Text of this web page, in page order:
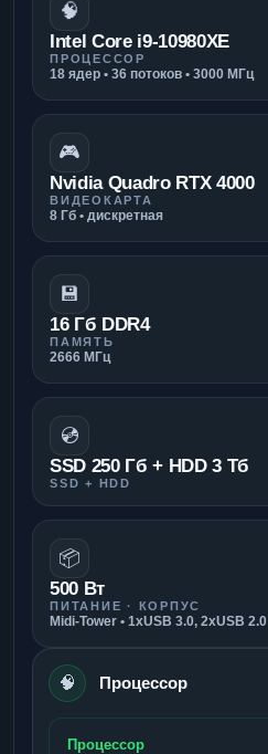
🧠
Intel Core i9-10980XE
ПРОЦЕССОР
18 ядер • 36 потоков • 3000 МГц
🎮
Nvidia Quadro RTX 4000
ВИДЕОКАРТА
8 Гб • дискретная
💾
16 Гб DDR4
ПАМЯТЬ
2666 МГц
💿
SSD 250 Гб + HDD 3 Тб
SSD + HDD
📦
500 Вт
ПИТАНИЕ · КОРПУС
Midi-Tower • 1xUSB 3.0, 2xUSB 2.0
🧠 Процессор
Процессор